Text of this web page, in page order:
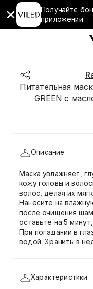
Получайте
приложении
Питательная
GREEN с
Описание
Маска увлажняет,
кожу головы и
волос, делая их
Нанесите на
после очищения
оставьте на 5
При попадании в
водой. Хранить в
Характеристики